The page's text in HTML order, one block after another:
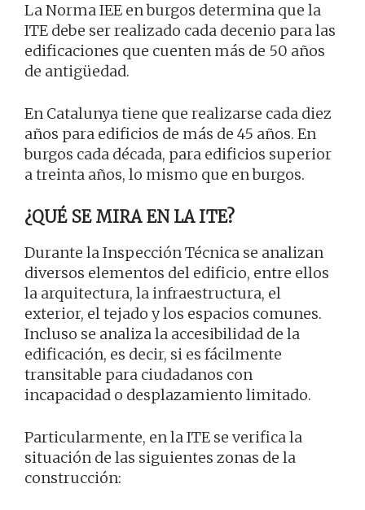
La Norma IEE en burgos determina que la
ITE debe ser realizado cada decenio para las
edificaciones que cuenten más de 50 años
de antigüedad.
En Catalunya tiene que realizarse cada diez
años para edificios de más de 45 años. En
burgos cada década, para edificios superior
a treinta años, lo mismo que en burgos.
¿QUÉ SE MIRA EN LA ITE?
Durante la Inspección Técnica se analizan
diversos elementos del edificio, entre ellos
la arquitectura, la infraestructura, el
exterior, el tejado y los espacios comunes.
Incluso se analiza la accesibilidad de la
edificación, es decir, si es fácilmente
transitable para ciudadanos con
incapacidad o desplazamiento limitado.
Particularmente, en la ITE se verifica la
situación de las siguientes zonas de la
construcción: